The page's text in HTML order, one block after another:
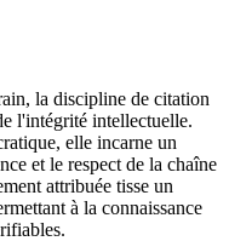
la discipline de citation
l'intégrité intellectuelle.
elle incarne un
et le respect de la chaîne
attribuée tisse un
à la connaissance